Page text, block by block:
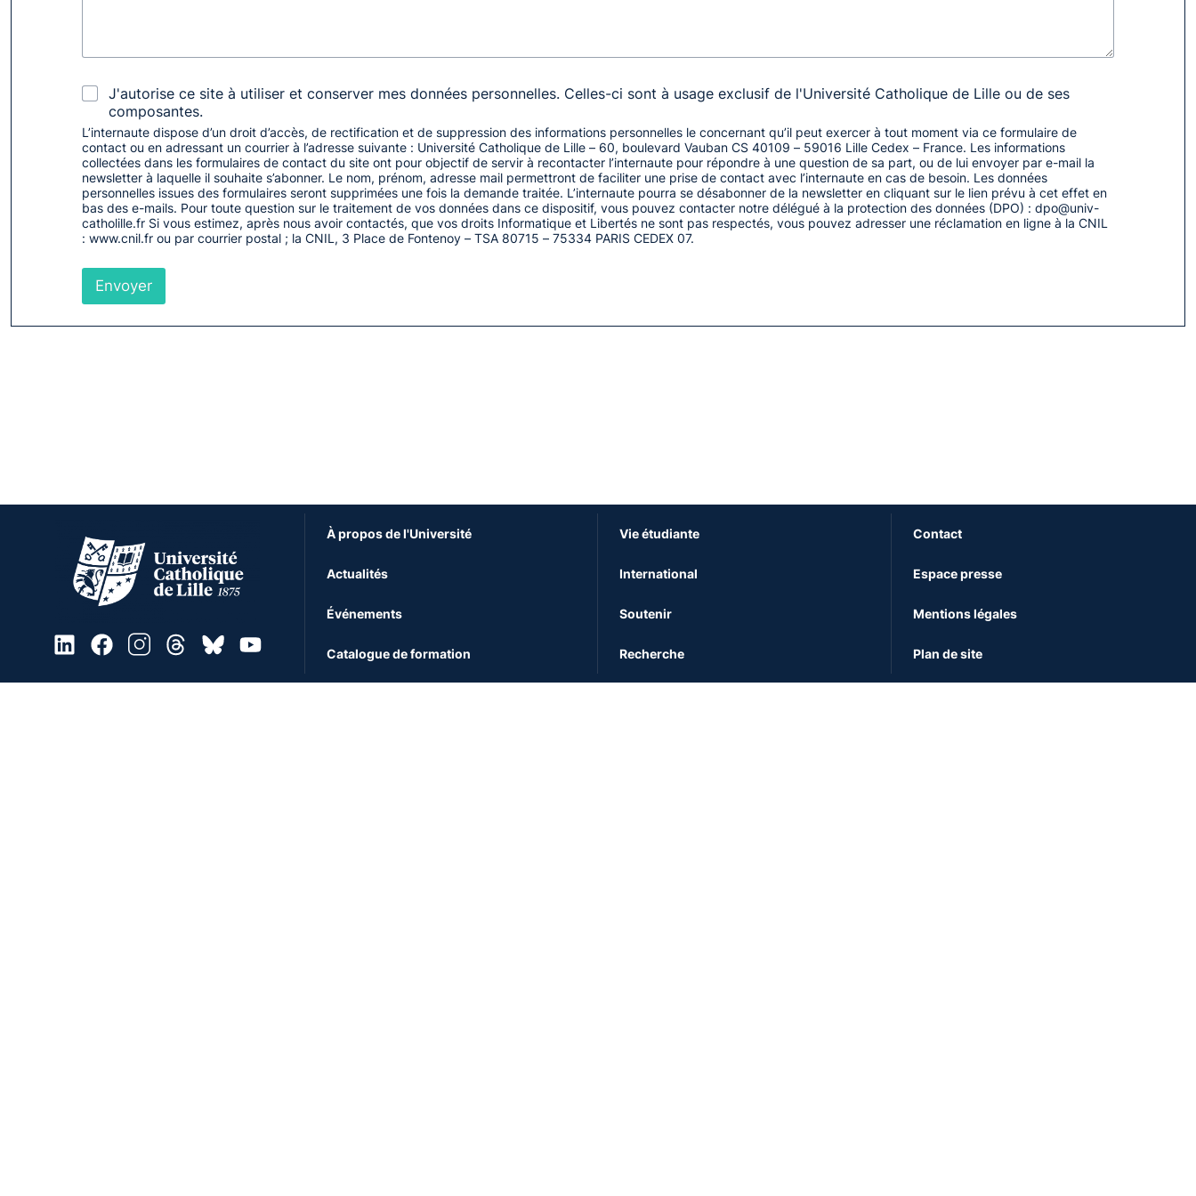
C
n
s
e
n
t
e
m
e
J'autorise ce site à utiliser et conserver mes données personnelles. Celles-ci sont à usage exclusif de l'Université Catholique de Lille ou de ses
composantes.
L’internaute dispose d’un droit d’accès, de rectification et de suppression des informations personnelles le concernant qu’il peut exercer à tout moment via ce formulaire de
contact ou en adressant un courrier à l’adresse suivante : Université Catholique de Lille – 60, boulevard Vauban CS 40109 – 59016 Lille Cedex – France. Les informations
collectées dans les formulaires de contact du site ont pour objectif de servir à recontacter l’internaute pour répondre à une question de sa part, ou de lui envoyer par e-mail la
newsletter à laquelle il souhaite s’abonner. Le nom, prénom, adresse mail permettront de faciliter une prise de contact avec l’internaute en cas de besoin. Les données
personnelles issues des formulaires seront supprimées une fois la demande traitée. L’internaute pourra se désabonner de la newsletter en cliquant sur le lien prévu à cet effet en
bas des e-mails. Pour toute question sur le traitement de vos données dans ce dispositif, vous pouvez contacter notre délégué à la protection des données (DPO) : dpo@univ-
catholille.fr Si vous estimez, après nous avoir contactés, que vos droits Informatique et Libertés ne sont pas respectés, vous pouvez adresser une réclamation en ligne à la CNIL
: www.cnil.fr ou par courrier postal ; la CNIL, 3 Place de Fontenoy – TSA 80715 – 75334 PARIS CEDEX 07.
Envoyer
À propos de l'Université
Actualités
Événements
Catalogue de formation
Vie étudiante
International
Soutenir
Recherche
Contact
Espace presse
Mentions légales
Plan de site